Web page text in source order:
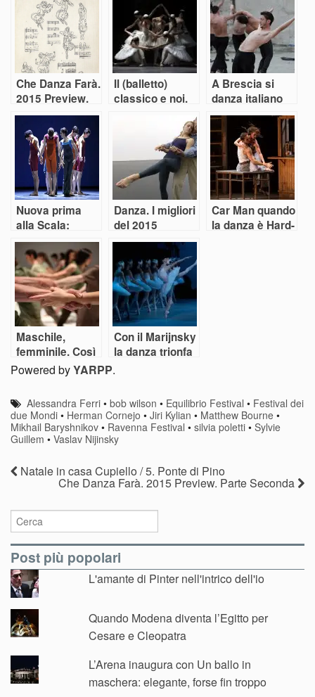
Che Danza Farà.
2015 Preview.
Parte Seconda
Il (balletto)
classico e noi.
Lago dei Cigni”
versione
Ratmansky
A Brescia si
danza italiano
con la NID 2015
Nuova prima
alla Scala:
tocca alla danza
con Ratmansky
Danza. I migliori
del 2015
Car Man quando
la danza è Hard-
Maschile,
femminile. Così
danza Bolzano
Con il Marijnsky
la danza trionfa
a quando?
Powered byYARPP.
Alessandra Ferri •bob wilson • Equilibrio Festival • Festival dei
due Mondi • Herman Cornejo • Jiri Kylian • Matthew Bourne •
Mikhail Baryshnikov • Ravenna Festival • silvia poletti • Sylvie
Guillem • Vaslav Nijinsky
Natale in casa Cupiello / 5. Ponte di Pino
Che Danza Farà. 2015 Preview. Parte Seconda
Post più popolari
L'amante di Pinter nell'intrico dell'io
Quando Modena diventa l’Egitto per
Cesare e Cleopatra
L’Arena inaugura con Un ballo in
maschera: elegante, forse fin troppo